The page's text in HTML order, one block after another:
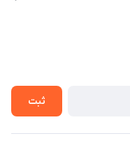
حضوری فقط با
ثبت